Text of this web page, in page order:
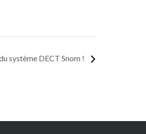
système DECT Snom !